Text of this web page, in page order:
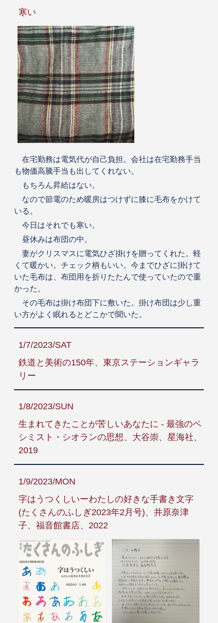
寒い
在宅勤務は電気代が自己負担。会社は在宅勤務手当
も物価高騰手当も出してくれない。
もちろん昇給はない。
なので節電のため暖房はつけずに膝に毛布をかけて
いる。
今日はそれでも寒い。
昼休みは布団の中。
妻がクリスマスに電気ひざ掛けを贈ってくれた。軽
くて暖かい。チェック柄もいい。今までひざに掛けて
いた毛布は、布団用を折りたたんで使っていたので重
かった。
その毛布は掛け布団下に敷いた。掛け布団は少し重
い方がよく眠れるとどこかで聞いた。
1/7/2023/SAT
鉄道と美術の150年、東京ステーションギャラ
リー
1/8/2023/SUN
生まれてきたことが苦しいあなたに - 最強のペ
シミスト・シオランの思想、大谷崇、星海社、
2019
1/9/2023/MON
字はうつくしいーわたしの好きな手書き文字
(たくさんのふしぎ2023年2月号)、井原奈津
子、福音館書店、2022